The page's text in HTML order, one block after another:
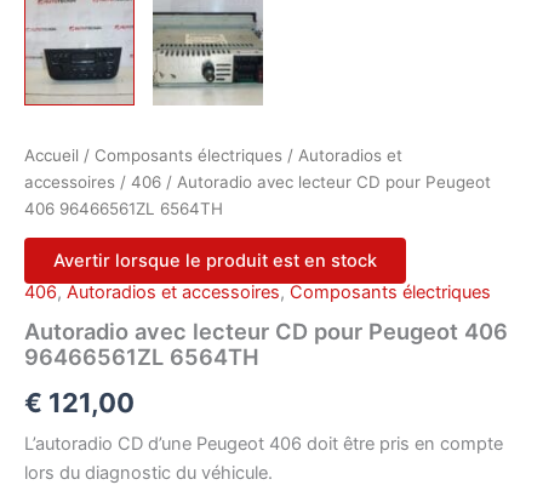
Accueil / Composants électriques / Autoradios et
accessoires / 406 / Autoradio avec lecteur CD pour Peugeot
406 96466561ZL 6564TH
Avertir lorsque le produit est en stock
406, Autoradios et accessoires, Composants électriques
Autoradio avec lecteur CD pour Peugeot 406
96466561ZL 6564TH
€ 121,00
L’autoradio CD d’une Peugeot 406 doit être pris en compte
lors du diagnostic du véhicule.